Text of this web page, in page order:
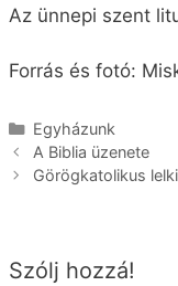
Az ünnepi szent
Forrás és fotó:
Kategória
Egyházunk
A Biblia üzenete
Görögkatolikus
Szólj hozzá!